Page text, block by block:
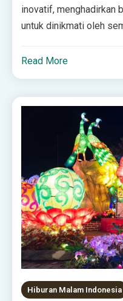
inovatif, menghadirkan
untuk dinikmati oleh
Read More
Hiburan Malam Indonesia